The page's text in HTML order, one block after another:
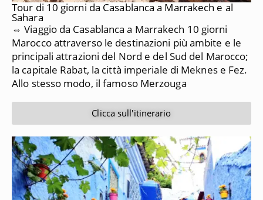
Tour di 10 giorni da Casablanca a Marrakech e al
Sahara
⇔ Viaggio da Casablanca a Marrakech 10 giorni
Marocco attraverso le destinazioni più ambite e le
principali attrazioni del Nord e del Sud del Marocco;
la capitale Rabat, la città imperiale di Meknes e Fez.
Allo stesso modo, il famoso Merzouga
Clicca sull'itinerario